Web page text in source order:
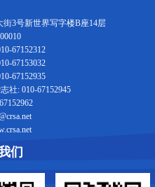
3号新世界写字楼B座14层
67152312
67153032
67152935
社: 010-67152945
们